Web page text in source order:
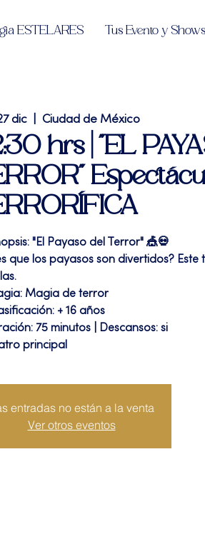
ESTELARES Tus Evento y
dic Ciudad de México
hrs | "EL
"El Payaso del Terror" 🎪💀
que los payasos son divertidos? Este
Magia de terror
+ 16 años
75 minutos | Descansos: si
principal
entradas no están a la venta
Ver otros eventos